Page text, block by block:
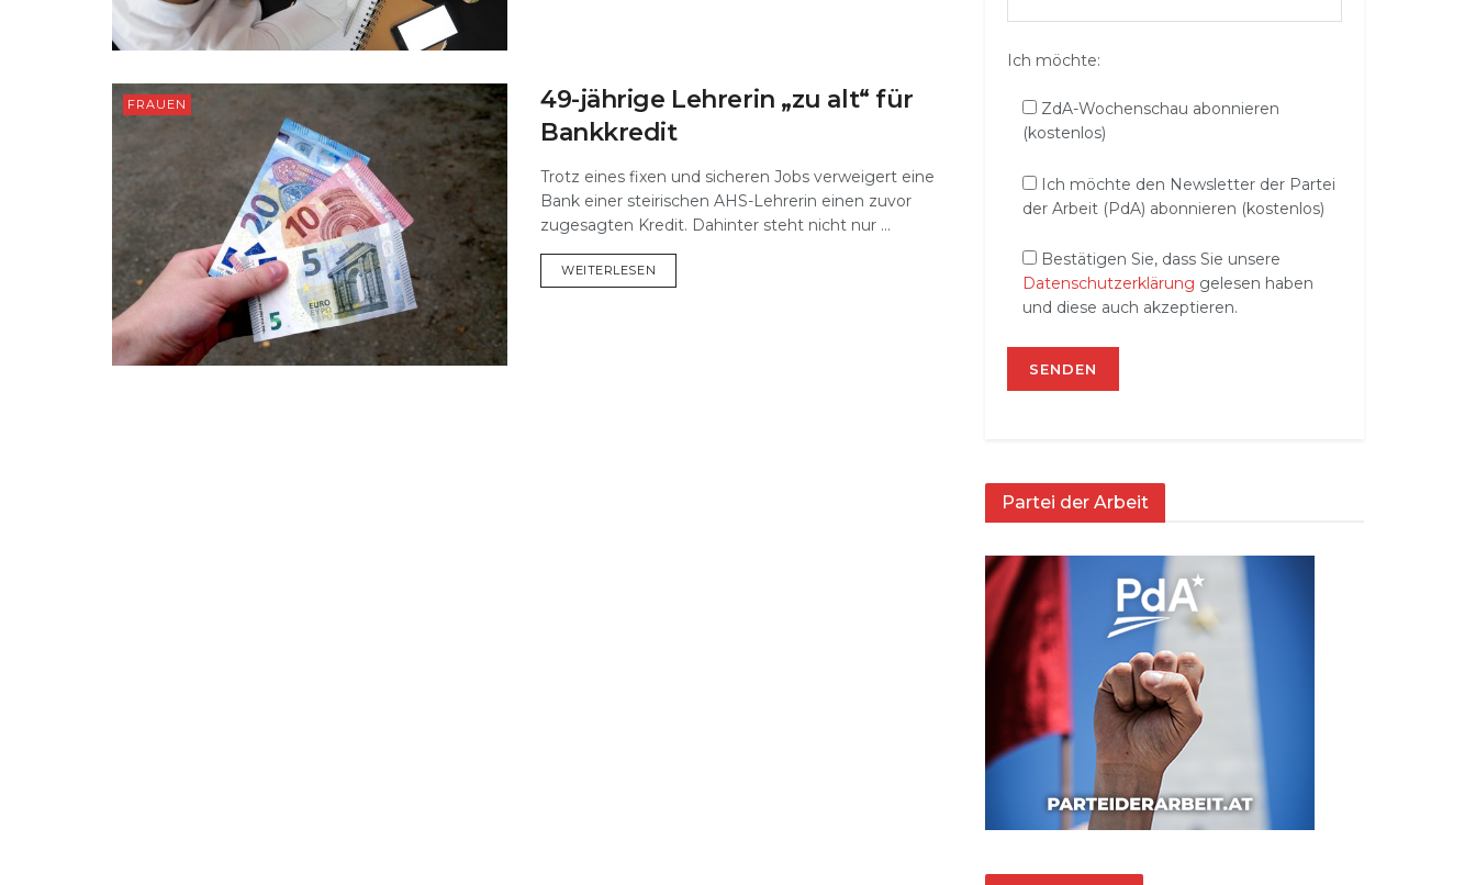
FRAUEN
49-jährige Lehrerin „zu alt“ für
Bankkredit
Trotz eines fixen und sicheren Jobs verweigert eine
Bank einer steirischen AHS-Lehrerin einen zuvor
zugesagten Kredit. Dahinter steht nicht nur ...
WEITERLESEN
Ich möchte:
ZdA-Wochenschau abonnieren
(kostenlos)
Ich möchte den Newsletter der Partei
der Arbeit (PdA) abonnieren (kostenlos)
Bestätigen Sie, dass Sie unsere
Datenschutzerklärung gelesen haben
und diese auch akzeptieren.
Partei der Arbeit